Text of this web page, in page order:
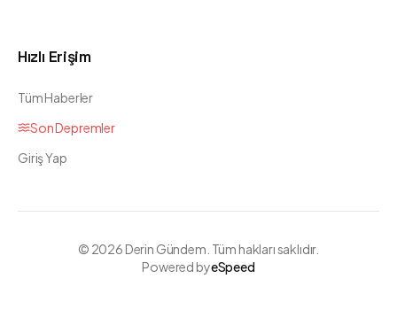
Hızlı Erişim
Tüm Haberler
Son Depremler
Giriş Yap
© 2026 Derin Gündem. Tüm hakları saklıdır.
Powered byeSpeed